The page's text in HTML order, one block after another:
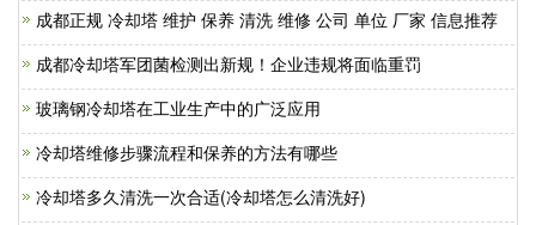
成都正规 冷却塔 维护 保养 清洗 维修 公司 单位 厂家 信息推荐
成都冷却塔军团菌检测出新规！企业违规将面临重罚
玻璃钢冷却塔在工业生产中的广泛应用
冷却塔维修步骤流程和保养的方法有哪些
冷却塔多久清洗一次合适(冷却塔怎么清洗好)